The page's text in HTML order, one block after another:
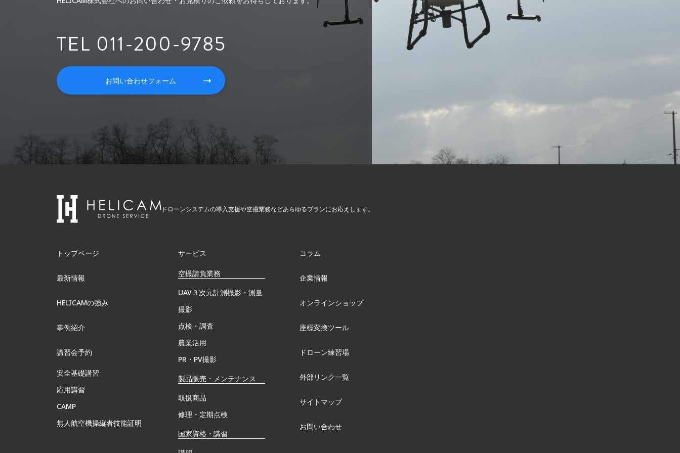
TEL 011-200-9785
お問い合わせフォーム
ドローンシステムの導入支援や空撮業務などあらゆるプランにお応えします。
トップページ
最新情報
HELICAMの強み
事例紹介
講習会予約
安全基礎講習
応用講習
CAMP
無⼈航空機操縦者技能証明
サービス
空撮請負業務
UAV３次元計測撮影・測量
撮影
点検・調査
農業活用
PR・PV撮影
製品販売・メンテナンス
取扱商品
修理・定期点検
国家資格・講習
コラム
企業情報
オンラインショップ
座標変換ツール
ドローン練習場
外部リンク一覧
サイトマップ
お問い合わせ